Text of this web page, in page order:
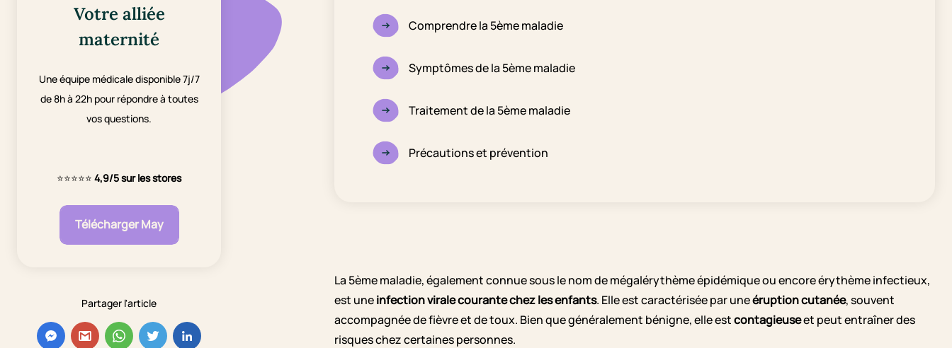
Votre alliée
maternité
Une équipe médicale disponible 7j/7
de 8h à 22h pour répondre à toutes
vos questions.
⭐⭐⭐⭐⭐ 4,9/5 sur les stores
Télécharger May
Partager l'article
Comprendre la 5ème maladie
Symptômes de la 5ème maladie
Traitement de la 5ème maladie
Précautions et prévention
La 5ème maladie, également connue sous le nom de mégalérythème épidémique ou encore érythème infectieux,
est uneinfection virale courante chez les enfants. Elle est caractérisée par uneéruption cutanée, souvent
accompagnée de fièvre et de toux. Bien que généralement bénigne, elle estcontagieuseet peut entraîner des
risques chez certaines personnes.